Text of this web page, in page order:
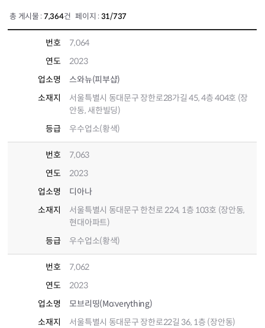
총 게시물 : 7,364건 페이지 : 31/737
번호
7,064
연도
2023
업소명
스와뉴(피부샵)
소재지
서울특별시 동대문구 장한로28가길 45, 4층 404호 (장
안동, 새한빌딩)
등급
우수업소(황색)
번호
7,063
연도
2023
업소명
디아나
소재지
서울특별시 동대문구 한천로 224, 1층 103호 (장안동,
현대아파트)
등급
우수업소(황색)
번호
7,062
연도
2023
업소명
모브리띵(Mo:verything)
소재지
서울특별시 동대문구 장한로22길 36, 1층 (장안동)